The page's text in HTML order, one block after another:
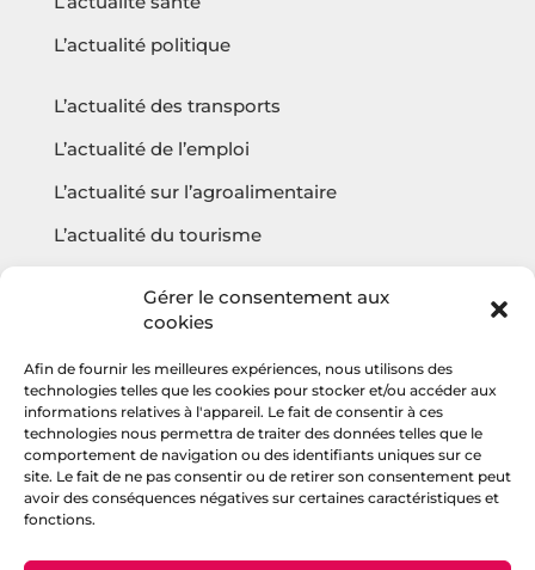
Gérer le consentement aux
cookies
Afin de fournir les meilleures expériences, nous utilisons des
technologies telles que les cookies pour stocker et/ou accéder aux
informations relatives à l'appareil. Le fait de consentir à ces
technologies nous permettra de traiter des données telles que le
comportement de navigation ou des identifiants uniques sur ce
site. Le fait de ne pas consentir ou de retirer son consentement peut
avoir des conséquences négatives sur certaines caractéristiques et
fonctions.
L’actualité politique
L’actualité des transports
L’actualité de l’emploi
L’actualité sur l’agroalimentaire
L’actualité du tourisme
Questions fréquentes
Contact
Agencehv
Rejoignez la communauté